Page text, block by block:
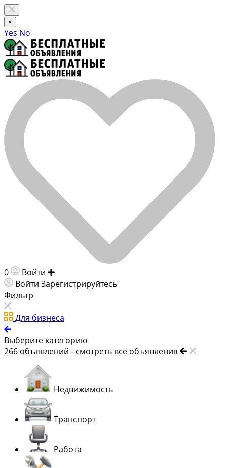
×
Yes No
0 Войти
Войти Зарегистрируйтесь
Фильтр
Для бизнеса
Выберите категорию
266 объявлений - смотреть все объявления
Недвижимость
Транспорт
Работа